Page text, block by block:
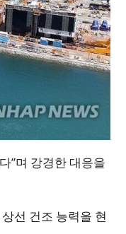
”며 강경한 대응을
선 건조 능력을 현